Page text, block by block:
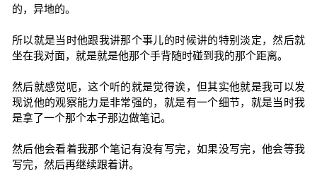
的，异地的。
所以就是当时他跟我讲那个事儿的时候讲的特别淡定，然后就
坐在我对面，就是就是他那个手背随时碰到我的那个距离。
然后就感觉呃，这个听的就是觉得诶，但其实他就是我可以发
现说他的观察能力是非常强的，就是有一个细节，就是当时我
是拿了一个那个本子那边做笔记。
然后他会看着我那个笔记有没有写完，如果没写完，他会等我
写完，然后再继续跟着讲。